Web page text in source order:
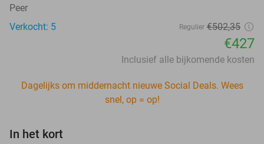
Peer
Verkocht: 5
Regulier €502,35
€427
Inclusief alle bijkomende kosten
Dagelijks om middernacht nieuwe Social Deals. Wees
snel, op = op!
In het kort